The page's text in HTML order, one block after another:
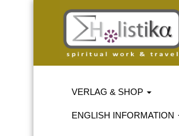
VERLAG & SHOP
ENGLISH INFORMATION